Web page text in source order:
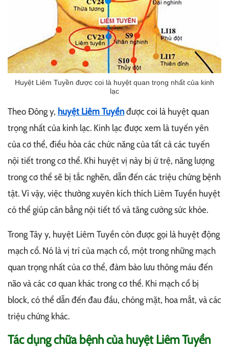
Huyệt Liêm Tuyền được coi là huyệt quan trọng nhất của kinh
lạc
Theo Đông y, huyệt Liêm Tuyềnđược coi là huyệt quan
trọng nhất của kinh lạc. Kinh lạc được xem là tuyến yên
của cơ thể, điều hòa các chức năng của tất cả các tuyến
nội tiết trong cơ thể. Khi huyệt vị này bị ứ trệ, năng lượng
trong cơ thể sẽ bị tắc nghẽn, dẫn đến các triệu chứng bệnh
tật. Vì vậy, việc thường xuyên kích thích Liêm Tuyền huyệt
có thể giúp cân bằng nội tiết tố và tăng cường sức khỏe.
Trong Tây y, huyệt Liêm Tuyền còn được gọi là huyệt động
mạch cổ. Nó là vị trí của mạch cổ, một trong những mạch
quan trọng nhất của cơ thể, đảm bảo lưu thông máu đến
não và các cơ quan khác trong cơ thể. Khi mạch cổ bị
block, có thể dẫn đến đau đầu, chóng mặt, hoa mắt, và các
triệu chứng khác.
Tác dụng chữa bệnh của huyệt Liêm Tuyền